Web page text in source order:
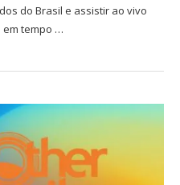
do Brasil e assistir ao vivo
em tempo …